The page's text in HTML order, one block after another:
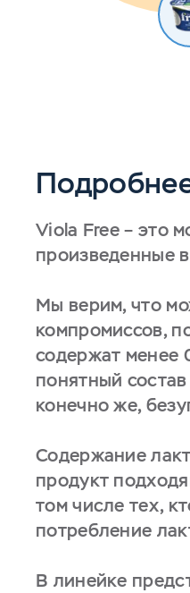
Viola Free – это
произведенные
Мы верим, что
компромиссов,
содержат менее
понятный
конечно же,
Содержание
продукт
том числе тех,
потребление
В линейке